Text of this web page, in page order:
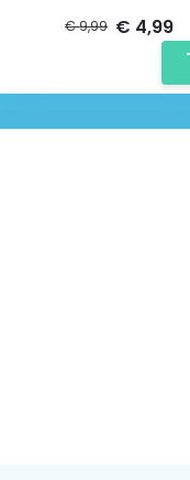
€ 9,99 € 4,99